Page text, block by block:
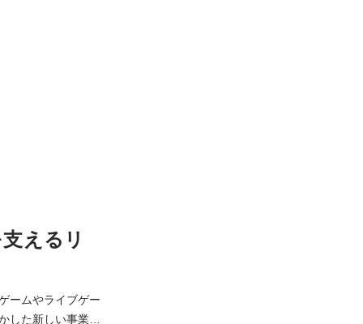
えるリ
ームやライブゲー
した新しい事業領